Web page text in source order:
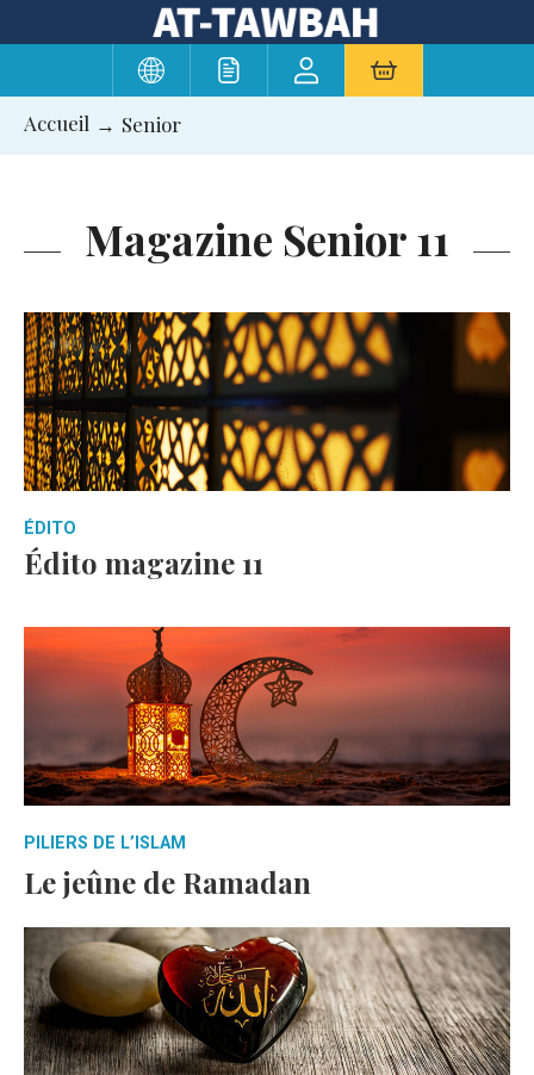
au
Accueil Senior
Magazine Senior 11
ÉDITO
Édito magazine 11
PILIERS DE L’ISLAM
Le jeûne de Ramadan